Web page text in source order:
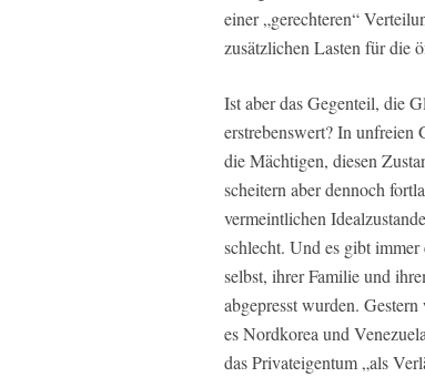
einer „gerechteren“
zusätzlichen Lasten für die
Ist aber das Gegenteil, die
erstrebenswert? In unfreien
die Mächtigen, diesen
scheitern aber dennoch
vermeintlichen
schlecht. Und es gibt
selbst, ihrer Familie und
abgepresst wurden.
es Nordkorea und
das Privateigentum „als